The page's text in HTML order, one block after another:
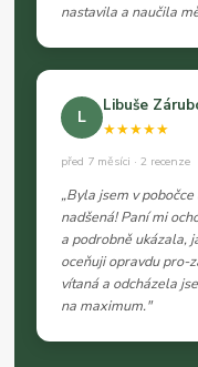
nastavila a naučila
L
Libuše
★★★★★
před 7 měsíci · 2 recenze
„Byla jsem v
nadšená! Paní mi
a podrobně ukázala,
oceňuji opravdu pro-
vítaná a odcházela
na maximum."